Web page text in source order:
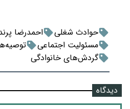
حوادث شغلی احمدرضا
مسئولیت اجتماعی
گردش‌های خانوادگی
دیدگاه